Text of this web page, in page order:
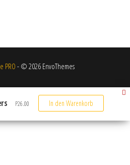
PRO - © 2026 EnvoThemes
P26.00 In den Warenkorb